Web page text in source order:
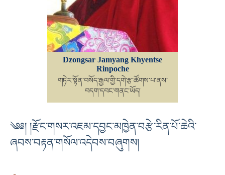
Dzongsar Jamyang Khyentse
Rinpoche
གཏེར་སྟོན་བསོད་རྒྱལ་གྱི་དགེ་རྩ་ཚོགས་པ་ནས་
བདག་དབང་གནང་ཡོད།
༄༅། །རྫོང་གསར་འཇམ་དབྱང་མཁྱེན་བརྩེ་རིན་པོ་ཆེའི་
ཞབས་བརྟན་གསོལ་འདེབས་བཞུགས།